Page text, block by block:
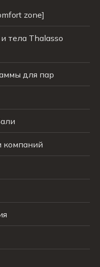
zone]
тела Thalasso
для пар
компаний